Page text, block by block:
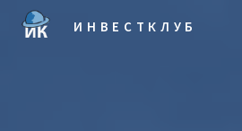
ИНВЕСТКЛУБ